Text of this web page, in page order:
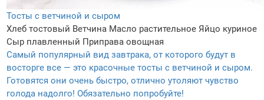
Тосты с ветчиной и сыром
Хлеб тостовый Ветчина Масло растительное Яйцо куриное
Сыр плавленный Приправа овощная
Самый популярный вид завтрака, от которого будут в
восторге все — это красочные тосты с ветчиной и сыром.
Готовятся они очень быстро, отлично утоляют чувство
голода надолго! Обязательно попробуйте!